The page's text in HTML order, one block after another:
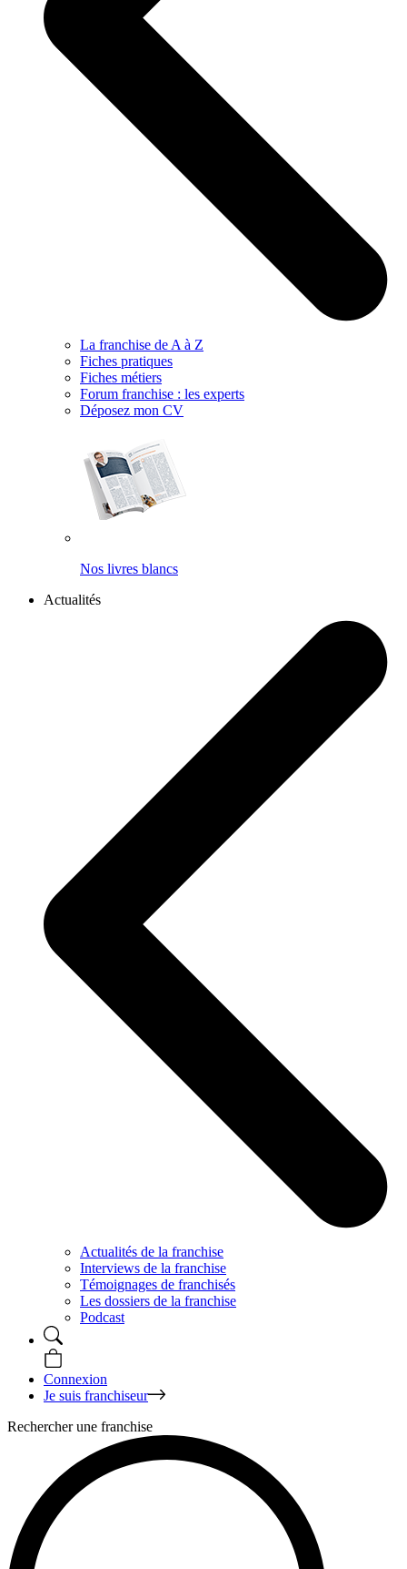
La franchise de A à Z
Fiches pratiques
Fiches métiers
Forum franchise : les experts
Déposez mon CV
Nos livres blancs
Actualités
Actualités de la franchise
Interviews de la franchise
Témoignages de franchisés
Les dossiers de la franchise
Podcast
Connexion
Je suis franchiseur
Rechercher une franchise